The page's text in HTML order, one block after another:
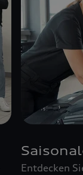
Entdecken